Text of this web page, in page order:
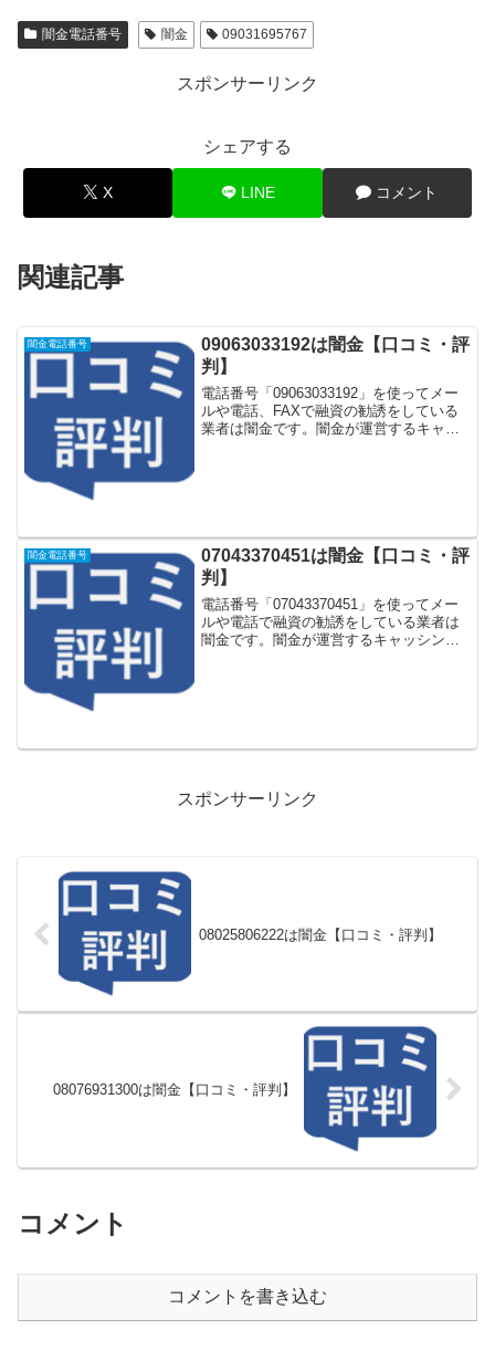
闇金電話番号 闇金 09031695767
スポンサーリンク
シェアする
X LINE コメント
関連記事
闇金電話番号
09063033192は闇金【口コミ・評
判】
電話番号「09063033192」を使ってメー
ルや電話、FAXで融資の勧誘をしている
業者は闇金です。闇金が運営するキャッ
闇金電話番号
07043370451は闇金【口コミ・評
判】
電話番号「07043370451」を使ってメー
ルや電話で融資の勧誘をしている業者は
闇金です。闇金が運営するキャッシング
スポンサーリンク
08025806222は闇金【口コミ・評判】
08076931300は闇金【口コミ・評判】
コメント
コメントを書き込む